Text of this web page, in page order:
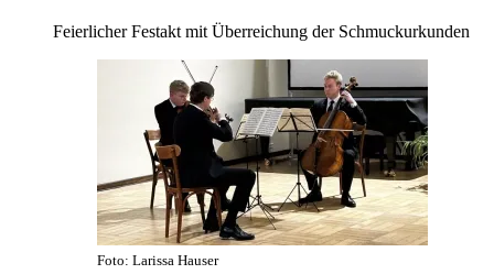
Feierlicher Festakt mit Überreichung der Schmuckurkunden
Foto: Larissa Hauser